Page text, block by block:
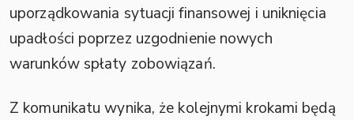
uporządkowania sytuacji finansowej i uniknięcia
upadłości poprzez uzgodnienie nowych
warunków spłaty zobowiązań.
Z komunikatu wynika, że kolejnymi krokami będą